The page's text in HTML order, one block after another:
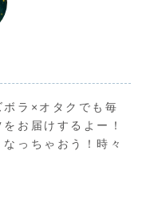
ラ×オタクでも毎
お届けするよー！
っちゃおう！時々